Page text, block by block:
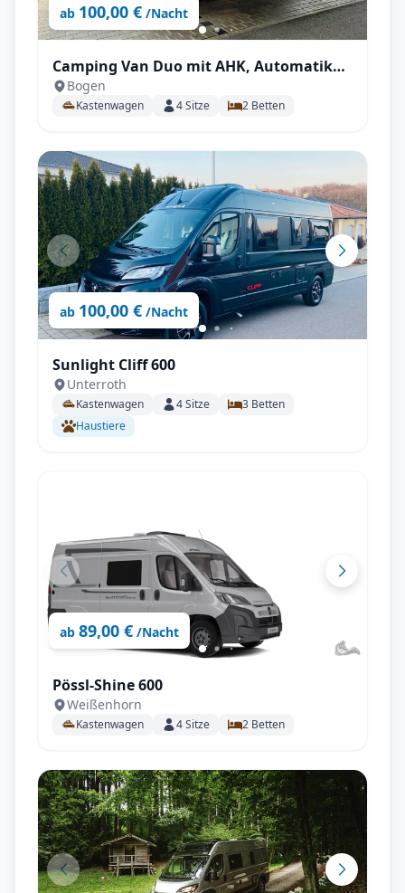
ab 100,00 € /Nacht
Camping Van Duo mit AHK, Automatik
uvm.
Bogen
Kastenwagen 4Sitze 2 Betten
ab 100,00 € /Nacht
Sunlight Cliff 600
Unterroth
Kastenwagen 4Sitze 3 Betten
Haustiere
ab 89,00 € /Nacht
Pössl-Shine 600
Weißenhorn
Kastenwagen 4Sitze 2 Betten